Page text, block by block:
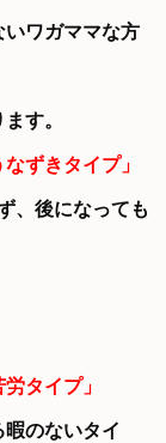
いワガママな方
す。
ずきタイプ」
、後になっても
タイプ」
のないタイ